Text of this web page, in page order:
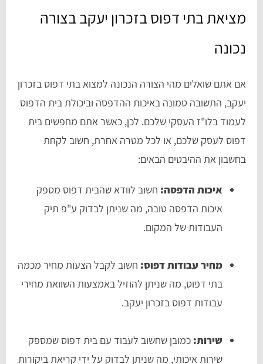
מציאת בתי דפוס בזכרון יעקב בצורה
נכונה
אם אתם שואלים מהי הצורה הנכונה למצוא בתי דפוס בזכרון
יעקב, התשובה טמונה באיכות ההדפסה וביכולת בית הדפוס
לעמוד בלו"ז העסקי שלכם. לכן, כאשר אתם מחפשים בית
דפוס לעסק שלכם, או לכל מטרה אחרת, חשוב לקחת
בחשבון את ההיבטים הבאים:
איכות הדפסה: חשוב לוודא שהבית דפוס מספק
איכות הדפסה טובה, מה שניתן לבדוק ע"פ תיק
העבודות של המקום.
מחיר עבודות דפוס: חשוב לקבל הצעות מחיר מכמה
בתי דפוס, מה שניתן להוזיל באמצעות השוואת מחירי
עבודות דפוס בזכרון יעקב.
שירות: כמובן שחשוב לעבוד עם בית דפוס שמספק
שירות איכותי, מה שניתן לבדוק על ידי קריאת ביקורות